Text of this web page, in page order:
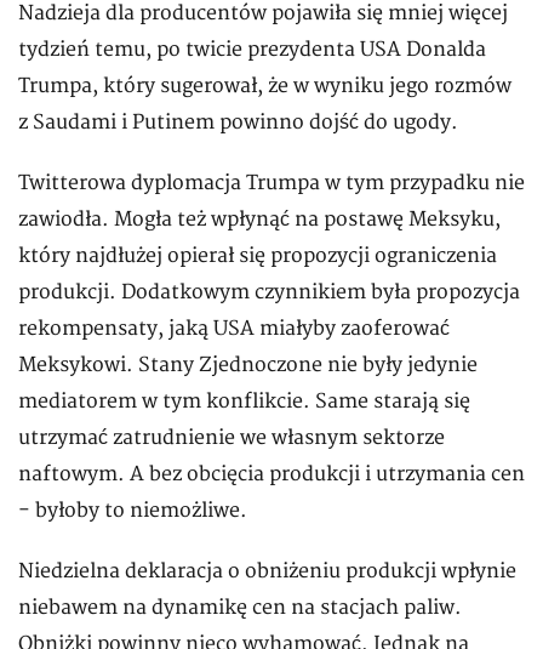
Nadzieja dla producentów pojawiła się mniej więcej
tydzień temu, po twicie prezydenta USA Donalda
Trumpa, który sugerował, że w wyniku jego rozmów
z Saudami i Putinem powinno dojść do ugody.
Twitterowa dyplomacja Trumpa w tym przypadku nie
zawiodła. Mogła też wpłynąć na postawę Meksyku,
który najdłużej opierał się propozycji ograniczenia
produkcji. Dodatkowym czynnikiem była propozycja
rekompensaty, jaką USA miałyby zaoferować
Meksykowi. Stany Zjednoczone nie były jedynie
mediatorem w tym konflikcie. Same starają się
utrzymać zatrudnienie we własnym sektorze
naftowym. A bez obcięcia produkcji i utrzymania cen
- byłoby to niemożliwe.
Niedzielna deklaracja o obniżeniu produkcji wpłynie
niebawem na dynamikę cen na stacjach paliw.